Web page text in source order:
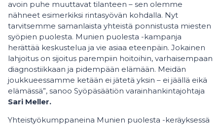
avoin puhe muuttavat tilanteen – sen olemme
nähneet esimerkiksi rintasyövän kohdalla. Nyt
tarvitsemme samanlaista yhteistä ponnistusta miesten
syöpien puolesta. Munien puolesta -kampanja
herättää keskustelua ja vie asiaa eteenpäin. Jokainen
lahjoitus on sijoitus parempiin hoitoihin, varhaisempaan
diagnostiikkaan ja pidempään elämään. Meidän
joukkueessamme ketään ei jätetä yksin – ei jäällä eikä
elämässä”, sanoo Syöpäsäätiön varainhankintajohtaja
Sari Meller.
Yhteistyökumppaneina Munien puolesta -keräyksessä